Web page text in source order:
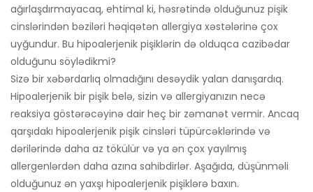
ağırlaşdırmayacaq, ehtimal ki, həsrətində olduğunuz pişik
cinslərindən bəziləri həqiqətən allergiya xəstələrinə çox
uyğundur. Bu hipoalerjenik pişiklərin də olduqca cazibədar
olduğunu söylədikmi?
Sizə bir xəbərdarlıq olmadığını desəydik yalan danışardıq.
Hipoalerjenik bir pişik belə, sizin və allergiyanızın necə
reaksiya göstərəcəyinə dair heç bir zəmanət vermir. Ancaq
qarşıdakı hipoalerjenik pişik cinsləri tüpürcəklərində və
dərilərində daha az tökülür və ya ən çox yayılmış
allergenlərdən daha azına sahibdirlər. Aşağıda, düşünməli
olduğunuz ən yaxşı hipoalerjenik pişiklərə baxın.